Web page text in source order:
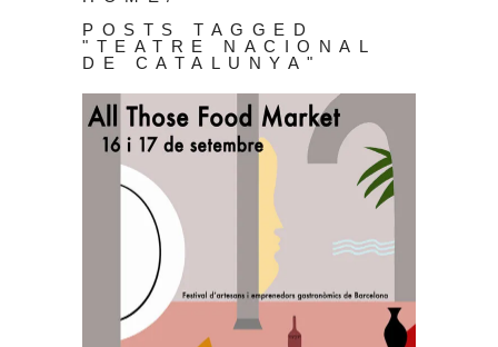
POSTS TAGGED
"TEATRE NACIONAL
DE CATALUNYA"